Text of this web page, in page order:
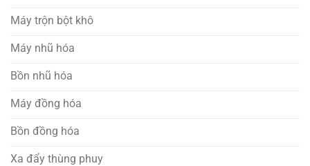
Máy trộn bột khô
Máy nhũ hóa
Bồn nhũ hóa
Máy đồng hóa
Bồn đồng hóa
Xa đẩy thùng phuy